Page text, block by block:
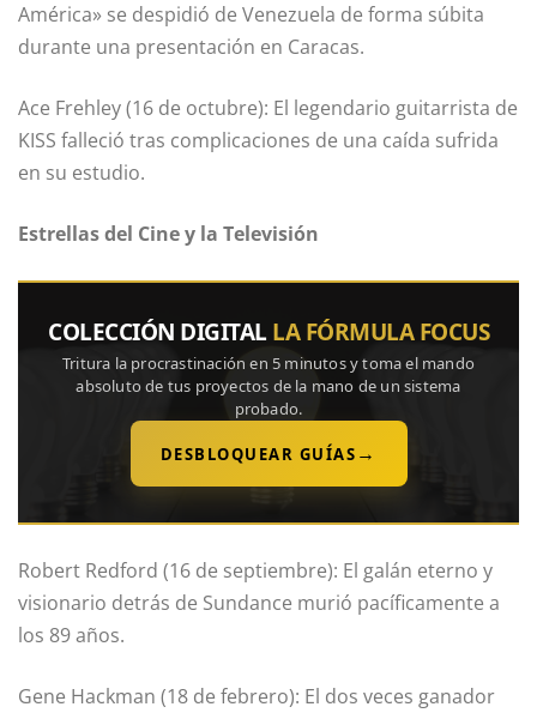
América» se despidió de Venezuela de forma súbita
durante una presentación en Caracas.
Ace Frehley (16 de octubre): El legendario guitarrista de
KISS falleció tras complicaciones de una caída sufrida
en su estudio.
Estrellas del Cine y la Televisión
COLECCIÓN DIGITAL LA FÓRMULA FOCUS
Tritura la procrastinación en 5 minutos y toma el mando
absoluto de tus proyectos de la mano de un sistema
probado.
DESBLOQUEAR GUÍAS →
Robert Redford (16 de septiembre): El galán eterno y
visionario detrás de Sundance murió pacíficamente a
los 89 años.
Gene Hackman (18 de febrero): El dos veces ganador